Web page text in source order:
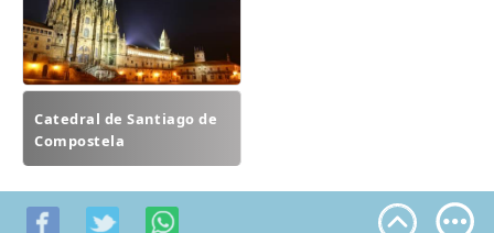
Catedral de Santiago de
Compostela